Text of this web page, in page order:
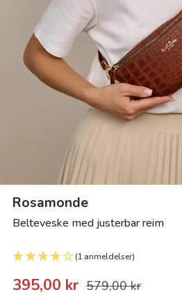
Rosamonde
Belteveske med justerbar reim
(1 anmeldelser)
395,00 kr 579,00 kr